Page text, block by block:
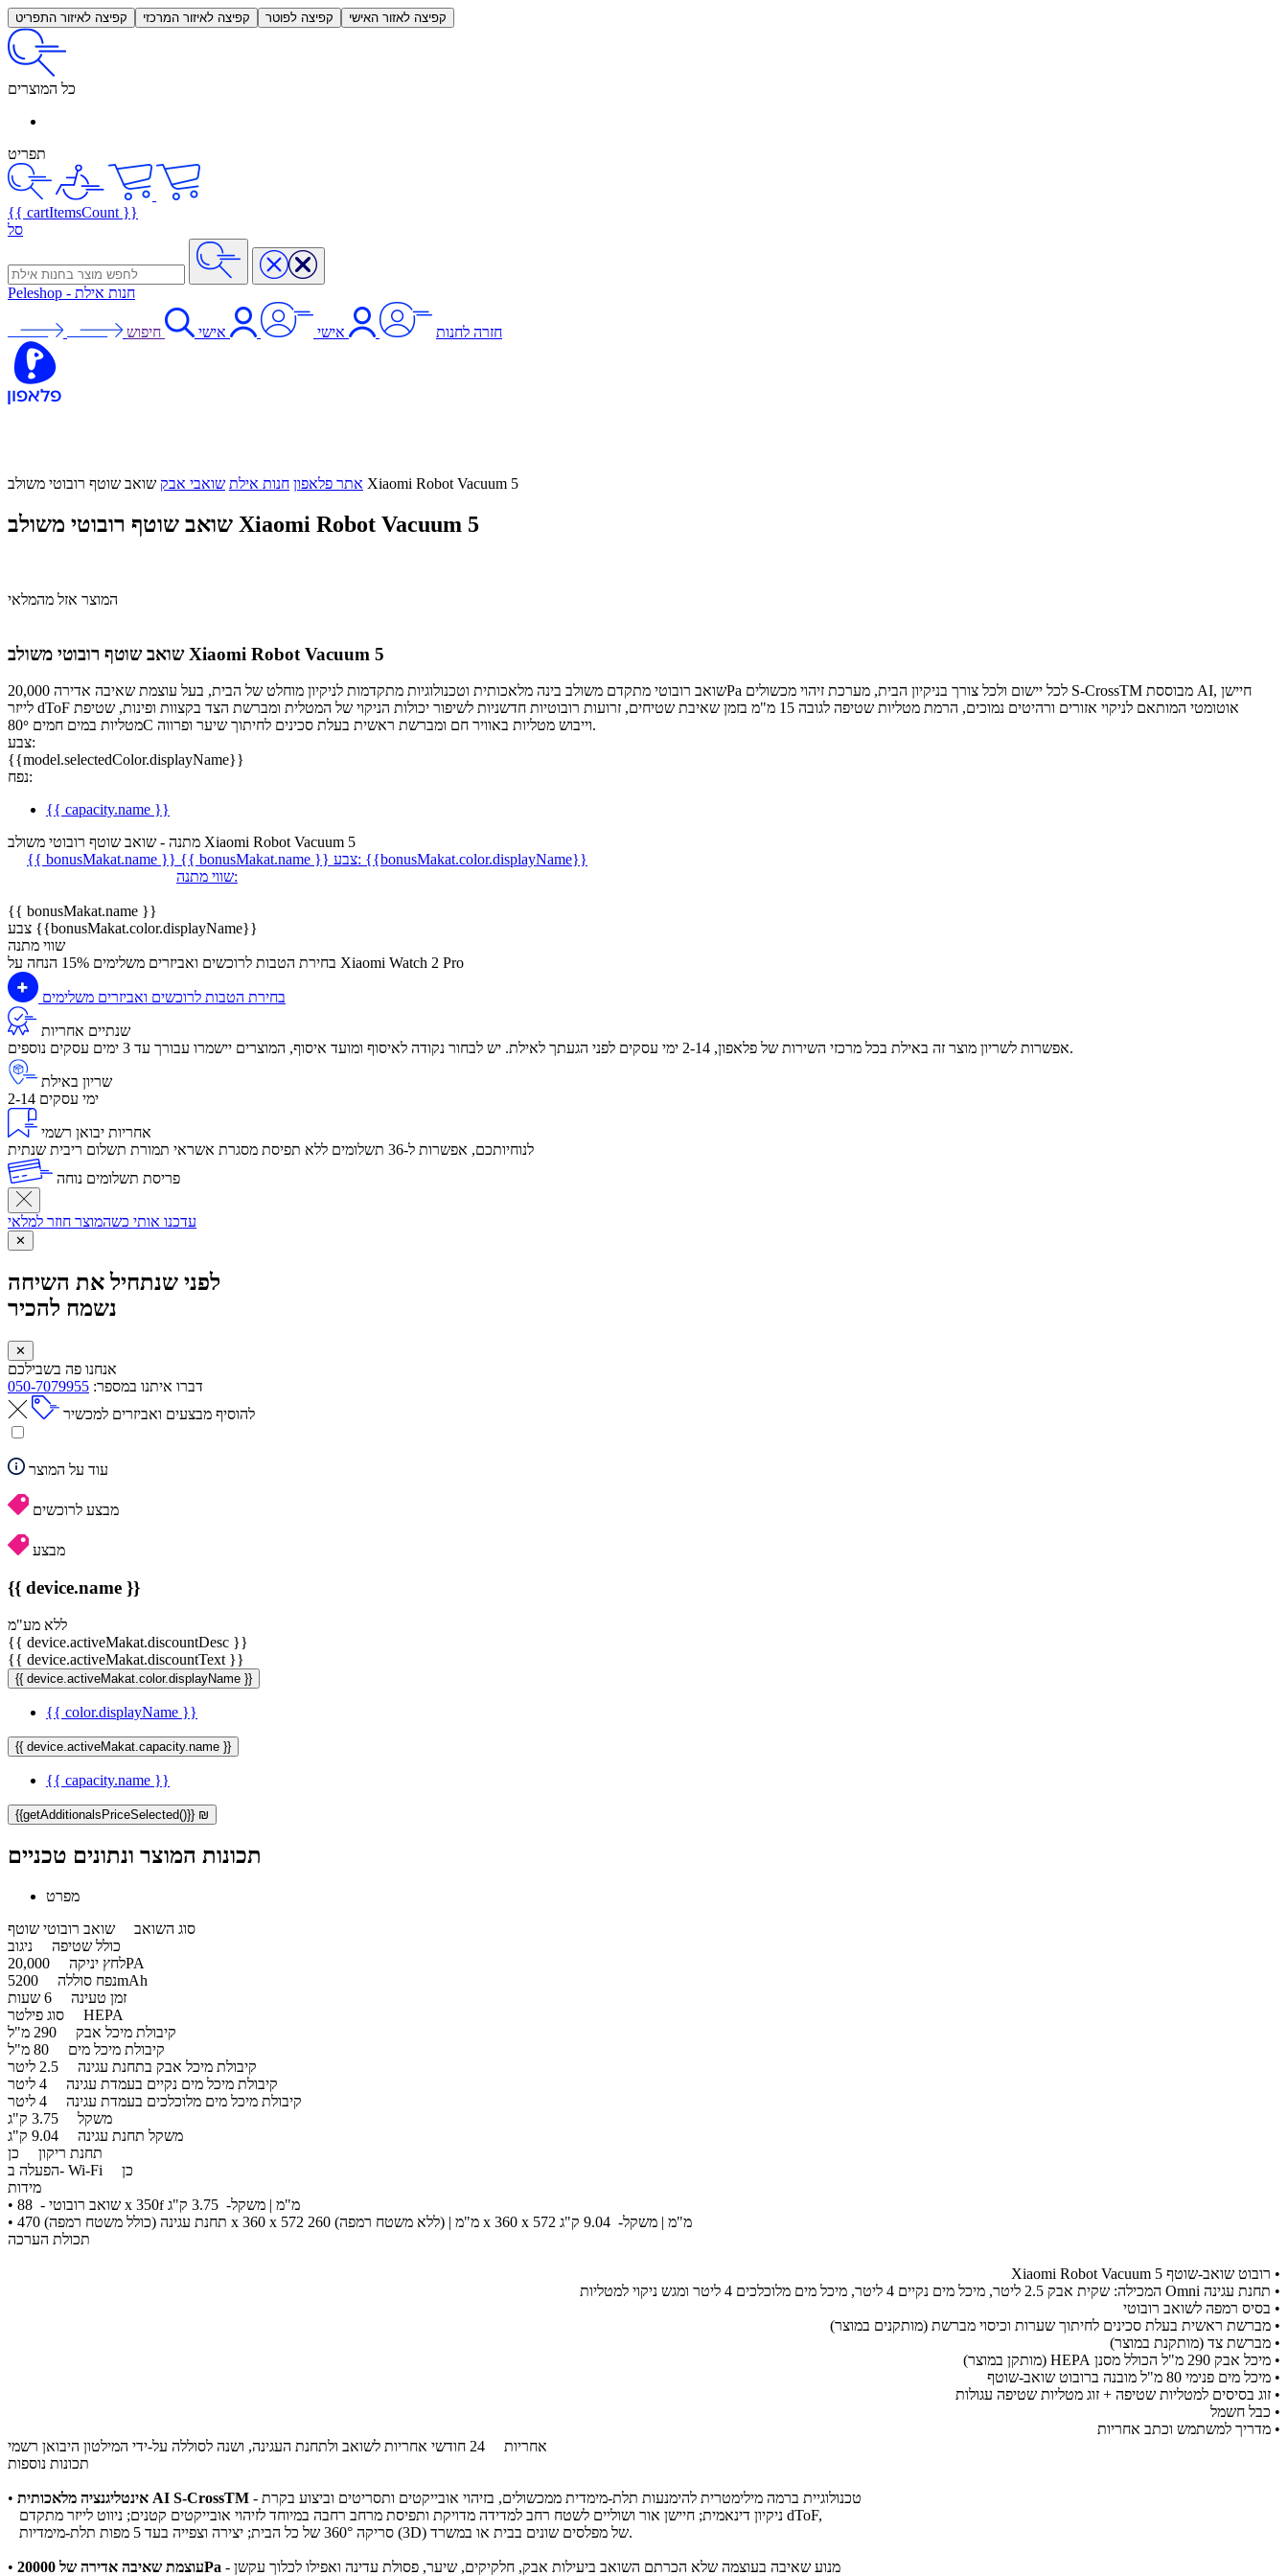
קפיצה לאיזור התפריט קפיצה לאיזור המרכזי קפיצה לפוטר קפיצה לאזור האישי
כל המוצרים
תפריט
{{ cartItemsCount }}
סל
Peleshop - חנות אילת
חזרה לחנות אישי אישי חיפוש
אתר פלאפון חנות אילת שואבי אבק שואב שוטף רובוטי משולב Xiaomi Robot Vacuum 5
שואב שוטף רובוטי משולב Xiaomi Robot Vacuum 5
המוצר אזל מהמלאי
שואב שוטף רובוטי משולב Xiaomi Robot Vacuum 5
שואב רובוטי מתקדם משולב בינה מלאכותית וטכנולוגיות מתקדמות לניקיון מוחלט של הבית, בעל עוצמת שאיבה אדירה 20,000Pa לכל יישום ולכל צורך בניקיון הבית, מערכת זיהוי מכשולים S-CrossTM מבוססת AI, חיישן
לייזר dToF אוטומטי המותאם לניקוי אזורים ורהיטים נמוכים, הרמת מטליות שטיפה לגובה 15 מ"מ בזמן שאיבת שטיחים, זרועות רובוטיות חדשניות לשיפור יכולות הניקוי של המטלית ומברשת הצד בקצוות ופינות, שטיפת
מטליות במים חמים 80 °
C וייבוש מטליות באוויר חם ומברשת ראשית בעלת סכינים לחיתוך שיער ופרווה.
צבע:
{{model.selectedColor.displayName}}
נפח:
{{ capacity.name }}
מתנה - שואב שוטף רובוטי משולב Xiaomi Robot Vacuum 5
{{ bonusMakat.name }} {{ bonusMakat.name }} צבע: {{bonusMakat.color.displayName}}
שווי מתנה:
{{ bonusMakat.name }}
צבע {{bonusMakat.color.displayName}}
שווי מתנה
בחירת הטבות לרוכשים ואביזרים משלימים 15% הנחה על Xiaomi Watch 2 Pro
בחירת הטבות לרוכשים ואביזרים משלימים
שנתיים אחריות
אפשרות לשריון מוצר זה באילת בכל מרכזי השירות של פלאפון, 2-14 ימי עסקים לפני הגעתך לאילת. יש לבחור נקודה לאיסוף ומועד איסוף, המוצרים יישמרו עבורך עד 3 ימים עסקים נוספים.
שריון באילת
2-14 ימי עסקים
אחריות יבואן רשמי
לנוחיותכם, אפשרות ל-36 תשלומים ללא תפיסת מסגרת אשראי תמורת תשלום ריבית שנתית
פריסת תשלומים נוחה
עדכנו אותי כשהמוצר חוזר למלאי
✕
לפני שנתחיל את השיחה
נשמח להכיר
✕
אנחנו פה בשבילכם
דברו איתנו במספר: 050-7079955
להוסיף מבצעים ואביזרים למכשיר
עוד על המוצר
מבצע לרוכשים
מבצע
{{ device.name }}
ללא מע"מ
{{ device.activeMakat.discountDesc }}
{{ device.activeMakat.discountText }}
{{ device.activeMakat.color.displayName }}
{{ color.displayName }}
{{ device.activeMakat.capacity.name }}
{{ capacity.name }}
{{getAdditionalsPriceSelected()}} ₪
תכונות המוצר ונתונים טכניים
מפרט
סוג השואב שואב רובוטי שוטף
כולל שטיפה ניגוב
לחץ יניקה20,000PA
נפח סוללה5200mAh
זמן טעינה
סוג פילטר HEPA
קיבולת מיכל אבק
קיבולת מיכל מים
קיבולת מיכל אבק בתחנת עגינה
קיבולת מיכל מים נקיים בעמדת עגינה
קיבולת מיכל מים מלוכלכים בעמדת עגינה
משקל
משקל תחנת עגינה
תחנת ריקון כן
הפעלה ב- Wi-Fi
כן
מידות
• שואב רובוטי - 88 x 350f
מ"מ | משקל- 3.75 ק"ג
• תחנת עגינה (כולל משטח רמפה) 470 x 360 x 572 מ"מ | (ללא משטח רמפה) 260 x 360 x 572 מ"מ | משקל- 9.04 ק"ג
תכולת הערכה
• רובוט שואב-שוטף Xiaomi Robot Vacuum 5
• תחנת עגינה Omni המכילה: שקית אבק 2.5 ליטר, מיכל מים נקיים 4 ליטר, מיכל מים מלוכלכים 4 ליטר ומגש ניקוי למטליות
• בסיס רמפה לשואב רובוטי
• מברשת ראשית בעלת סכינים לחיתוך שערות וכיסוי מברשת (מותקנים במוצר)
• מברשת צד (מותקנת במוצר)
• מיכל אבק 290 מ"ל הכולל מסנן HEPA (מותקן במוצר)
• מיכל מים פנימי 80 מ"ל מובנה ברובוט שואב-שוטף
• זוג בסיסים למטליות שטיפה + זוג מטליות שטיפה עגולות
• כבל חשמל
• מדריך למשתמש וכתב אחריות
אחריות
תכונות נוספות
• אינטליגנציה מלאכותית AI S-CrossTM
- טכנולוגיית ברמה מילימטרית להימנעות תלת-מימדית ממכשולים, בזיהוי אובייקטים ותסריטים וביצוע בקרת
ניקיון דינאמית; חיישן אור ושוליים לשטח רחב למדידה מדויקת ותפיסת מרחב רחבה במיוחד לזיהוי אובייקטים קטנים; ניווט לייזר מתקדם dToF,
סריקה 360° של כל הבית; יצירה וצפייה בעד 5 מפות תלת-מימדיות (3D) של מפלסים שונים בבית או במשרד.
• עוצמת שאיבה אדירה של 20000Pa